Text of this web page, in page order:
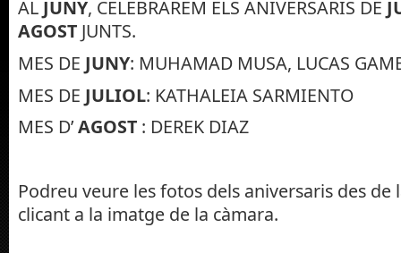
AL JUNY, CELEBRAREM ELS ANIVERSARIS DE
AGOST JUNTS.
MES DE JUNY: MUHAMAD MUSA, LUCAS
MES DE JULIOL: KATHALEIA SARMIENTO
MES D’AGOST : DEREK DIAZ
Podreu veure les fotos dels aniversaris des de
clicant a la imatge de la càmara.